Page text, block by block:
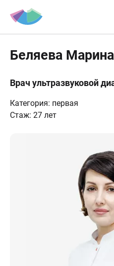
Беляева
Врач ультразвуковой
Категория: первая
Стаж: 27 лет